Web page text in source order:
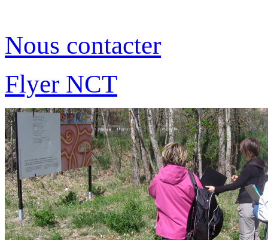
Nous contacter
Flyer NCT